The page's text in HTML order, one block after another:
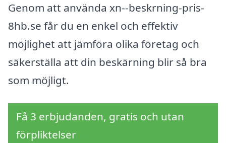
Genom att använda xn--beskrning-pris-
8hb.se får du en enkel och effektiv
möjlighet att jämföra olika företag och
säkerställa att din beskärning blir så bra
som möjligt.
Få 3 erbjudanden, gratis och utan
förpliktelser